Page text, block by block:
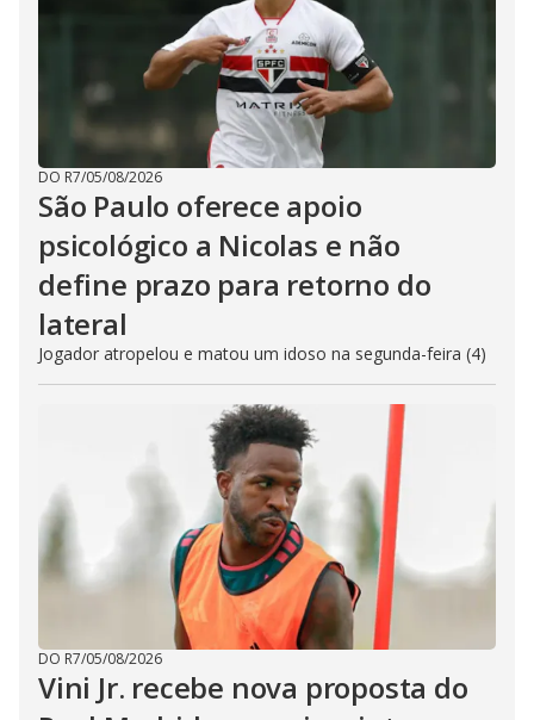
DO R7/05/08/2026
São Paulo oferece apoio
psicológico a Nicolas e não
define prazo para retorno do
lateral
Jogador atropelou e matou um idoso na segunda-feira (4)
DO R7/05/08/2026
Vini Jr. recebe nova proposta do